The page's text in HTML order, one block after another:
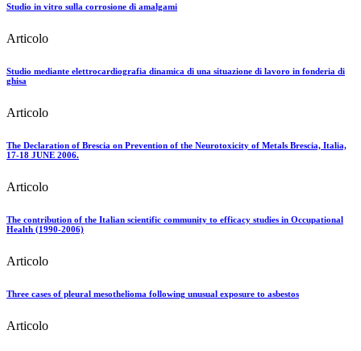
Studio in vitro sulla corrosione di amalgami
Articolo
Studio mediante elettrocardiografia dinamica di una situazione di lavoro in fonderia di
ghisa
Articolo
The Declaration of Brescia on Prevention of the Neurotoxicity of Metals Brescia, Italia,
17-18 JUNE 2006.
Articolo
The contribution of the Italian scientific community to efficacy studies in Occupational
Health (1990-2006)
Articolo
Three cases of pleural mesothelioma following unusual exposure to asbestos
Articolo